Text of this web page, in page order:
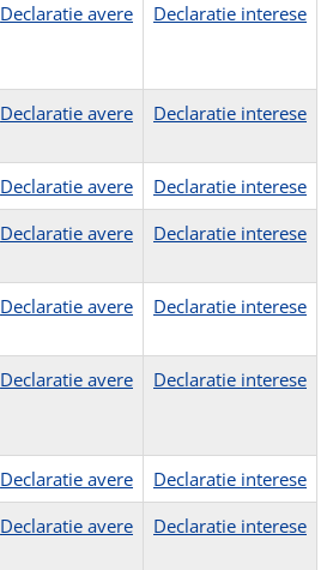
Declaratie avere Declaratie interese
Declaratie avere Declaratie interese
Declaratie avere
Declaratie interese
Declaratie avere Declaratie interese
Declaratie avere Declaratie interese
Declaratie avere Declaratie interese
Declaratie avere
Declaratie interese
Declaratie avere Declaratie interese